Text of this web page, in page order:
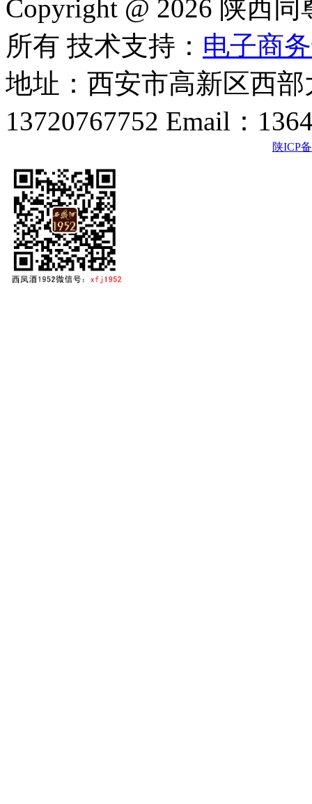
Copyright @ 2026 陕西
所有 技术支持： 电子商
地址：西安市高新区西
13720767752 Email：
陕ICP